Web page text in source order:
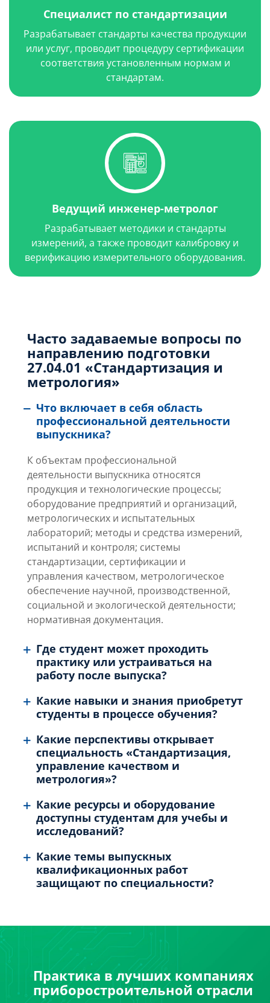
Год выпуска: 2018 г.
качестве рабочих эталонов единиц
теплопроводности и теплового сопротивления
при содержании Государственного первичного
эталона единиц теплопроводности и теплового
сопротивления, апробация и внедрение
Менделеева».
Специалист по стандартизации
Разрабатывает стандарты качества продукции
или услуг, проводит процедуру сертификации
соответствия установленным нормам и
стандартам.
Ведущий инженер-метролог
Разрабатывает методики и стандарты
измерений, а также проводит калибровку и
верификацию измерительного оборудования.
Часто задаваемые вопросы по
направлению подготовки
27.04.01 «Стандартизация и
метрология»
Что включает в себя область
профессиональной деятельности
выпускника?
К объектам профессиональной
деятельности выпускника относятся
продукция и технологические процессы;
оборудование предприятий и организаций,
метрологических и испытательных
лабораторий; методы и средства измерений,
испытаний и контроля; системы
стандартизации, сертификации и
управления качеством, метрологическое
обеспечение научной, производственной,
социальной и экологической деятельности;
нормативная документация.
Где студент может проходить
практику или устраиваться на
работу после выпуска?
Какие навыки и знания приобретут
студенты в процессе обучения?
Какие перспективы открывает
специальность «Стандартизация,
управление качеством и
метрология»?
Какие ресурсы и оборудование
доступны студентам для учебы и
исследований?
Какие темы выпускных
квалификационных работ
защищают по специальности?
Практика в лучших компаниях
приборостроительной отрасли